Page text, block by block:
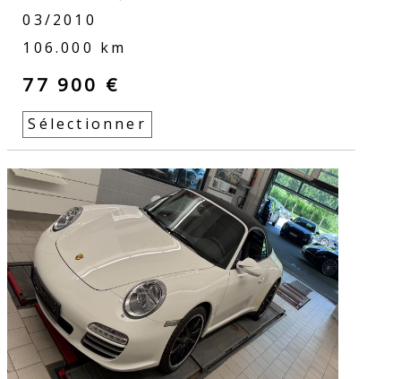
03/2010
106.000 km
77 900 €
Sélectionner